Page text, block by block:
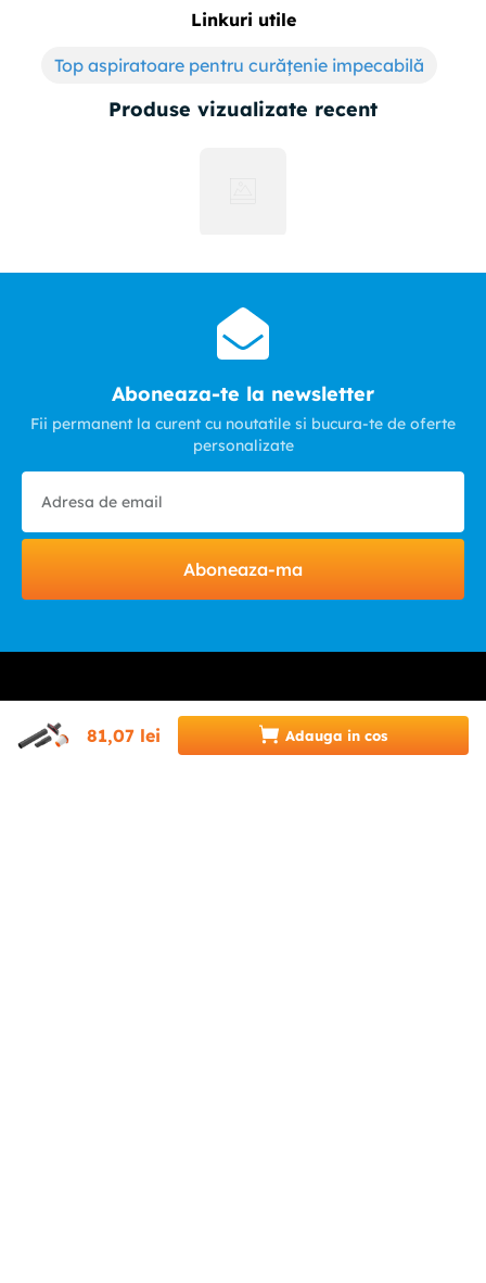
81,07 lei Adauga in cos
Linkuri utile
Top aspiratoare pentru curățenie impecabilă
Produse vizualizate recent
Aboneaza-te la newsletter
Fii permanent la curent cu noutatile si bucura-te de oferte
personalizate
Aboneaza-ma